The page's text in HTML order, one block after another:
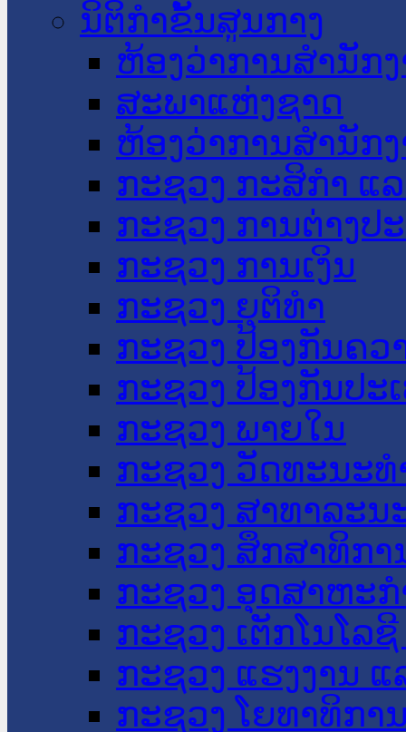
ນິຕິກໍາຂັ້ນສູນກາງ
ຫ້ອງວ່າການສໍານັກ
ສະພາແຫ່ງຊາດ
ຫ້ອງວ່າການສຳນັກ
ກະຊວງ ກະສິກຳ ແ
ກະຊວງ ການຕ່າງປ
ກະຊວງ ການເງິນ
ກະຊວງ ຍຸຕິທໍາ
ກະຊວງ ປ້ອງກັນຄວ
ກະຊວງ ປ້ອງກັນປະ
ກະຊວງ ພາຍໃນ
ກະຊວງ ວັດທະນະ
ກະຊວງ ສາທາລະນ
ກະຊວງ ສຶກສາທິກາ
ກະຊວງ ອຸດສາຫະ
ກະຊວງ ເຕັກໂນໂລ
ກະຊວງ ແຮງງານ
ກະຊວງ ໂຍທາທິກາ